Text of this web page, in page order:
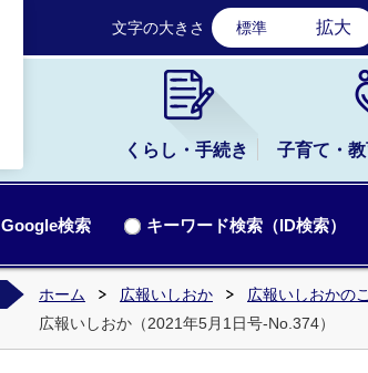
石岡市公式ホー
文字の大きさ 標準 拡大
くらし・手続き 子育て・
Google検索 キーワード検索（ID検索）
ホーム 広報いしおか 広報いしおかの
広報いしおか（2021年5月1日号-No.374）